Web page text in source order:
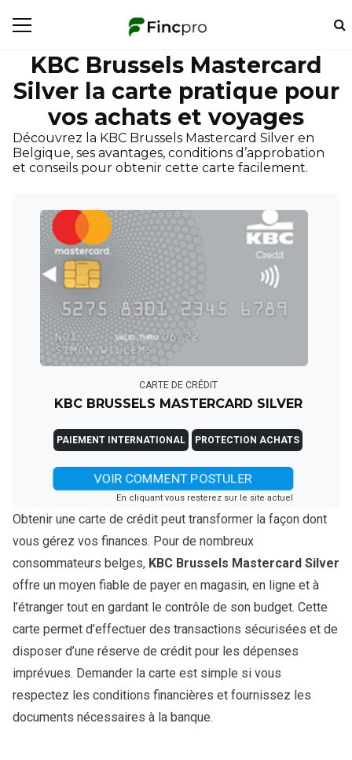
KBC Brussels Mastercard
Silver la carte pratique pour
vos achats et voyages
Découvrez la KBC Brussels Mastercard Silver en
Belgique, ses avantages, conditions d’approbation
et conseils pour obtenir cette carte facilement.
CARTE DE CRÉDIT
KBC BRUSSELS MASTERCARD SILVER
PAIEMENT INTERNATIONAL PROTECTION ACHATS
VOIR COMMENT POSTULER
En cliquant vous resterez sur le site actuel
Obtenir une carte de crédit peut transformer la façon dont
vous gérez vos finances. Pour de nombreux
consommateurs belges, KBC Brussels Mastercard Silver
offre un moyen fiable de payer en magasin, en ligne et à
l’étranger tout en gardant le contrôle de son budget. Cette
carte permet d’effectuer des transactions sécurisées et de
disposer d’une réserve de crédit pour les dépenses
imprévues. Demander la carte est simple si vous
respectez les conditions financières et fournissez les
documents nécessaires à la banque.